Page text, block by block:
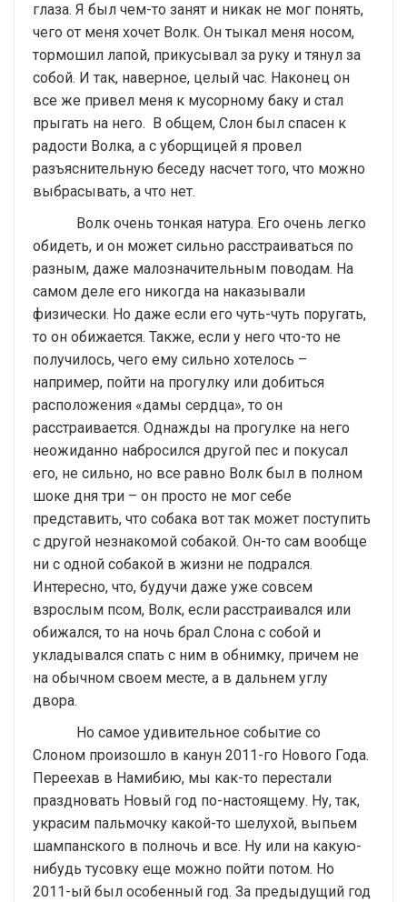
глаза. Я был чем-то занят и никак не мог понять,
чего от меня хочет Волк. Он тыкал меня носом,
тормошил лапой, прикусывал за руку и тянул за
собой. И так, наверное, целый час. Наконец он
все же привел меня к мусорному баку и стал
прыгать на него. В общем, Слон был спасен к
радости Волка, а с уборщицей я провел
разъяснительную беседу насчет того, что можно
выбрасывать, а что нет.
Волк очень тонкая натура. Его очень легко
обидеть, и он может сильно расстраиваться по
разным, даже малозначительным поводам. На
самом деле его никогда на наказывали
физически. Но даже если его чуть-чуть поругать,
то он обижается. Также, если у него что-то не
получилось, чего ему сильно хотелось –
например, пойти на прогулку или добиться
расположения «дамы сердца», то он
расстраивается. Однажды на прогулке на него
неожиданно набросился другой пес и покусал
его, не сильно, но все равно Волк был в полном
шоке дня три – он просто не мог себе
представить, что собака вот так может поступить
с другой незнакомой собакой. Он-то сам вообще
ни с одной собакой в жизни не подрался.
Интересно, что, будучи даже уже совсем
взрослым псом, Волк, если расстраивался или
обижался, то на ночь брал Слона с собой и
укладывался спать с ним в обнимку, причем не
на обычном своем месте, а в дальнем углу
двора.
Но самое удивительное событие со
Слоном произошло в канун 2011-го Нового Года.
Переехав в Намибию, мы как-то перестали
праздновать Новый год по-настоящему. Ну, так,
украсим пальмочку какой-то шелухой, выпьем
шампанского в полночь и все. Ну или на какую-
нибудь тусовку еще можно пойти потом. Но
2011-ый был особенный год. За предыдущий год